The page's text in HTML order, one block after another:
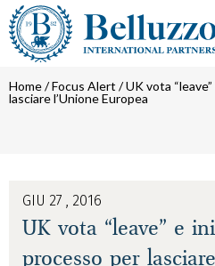
Home/Focus Alert /UK vota
lasciare l’Unione Europea
GIU 27 , 2016
UK vota “leave” e
processo per